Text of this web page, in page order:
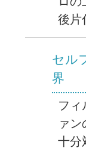
後片
セル
界
フィ
ァ
十分